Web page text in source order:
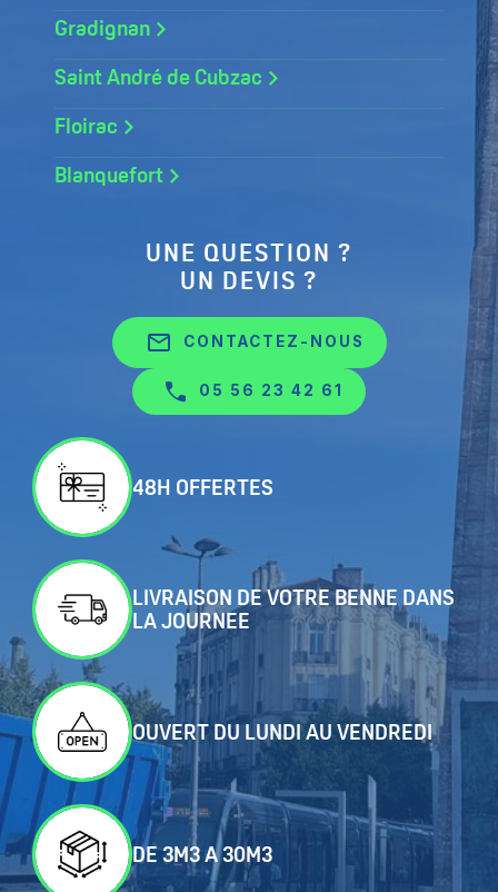
Gradignan
Saint André de Cubzac
Floirac
Blanquefort
UNE QUESTION ?
UN DEVIS ?
mail_outline CONTACTEZ-NOUS
05 56 23 42 61
48H OFFERTES
LIVRAISON DE VOTRE BENNE DANS
LA JOURNEE
OUVERT DU LUNDI AU VENDREDI
DE 3M3 A 30M3